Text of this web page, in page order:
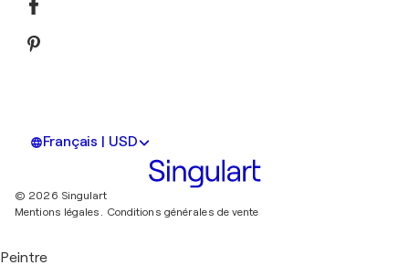
Français | USD
© 2026 Singulart
Mentions légales. Conditions générales de vente
Peintre